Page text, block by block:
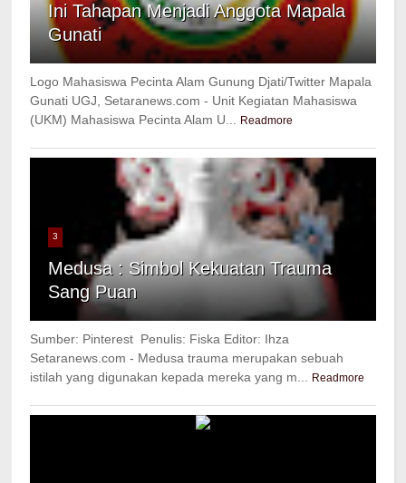
Ini Tahapan Menjadi Anggota Mapala
Gunati
Logo Mahasiswa Pecinta Alam Gunung Djati/Twitter Mapala
Gunati UGJ, Setaranews.com - Unit Kegiatan Mahasiswa
(UKM) Mahasiswa Pecinta Alam U...
Readmore
3
Medusa : Simbol Kekuatan Trauma
Sang Puan
Sumber: Pinterest Penulis: Fiska Editor: Ihza
Setaranews.com - Medusa trauma merupakan sebuah
istilah yang digunakan kepada mereka yang m...
Readmore